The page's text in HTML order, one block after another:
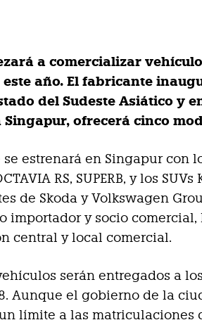
a comercializar
este año. El fabricante
del Sudeste Asiático y
Singapur, ofrecerá cinco
estrenará en Singapur con
RS, SUPERB, y los SUVs
de Skoda y Volkswagen
importador y socio
central y local comercial.
serán entregados a
Aunque el gobierno de la
límite a las matriculaciones